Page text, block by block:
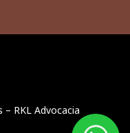
RKL Advocacia